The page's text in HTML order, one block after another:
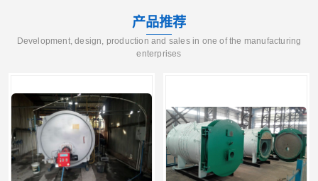
产品推荐
Development, design, production and sales in one of the manufacturing
enterprises